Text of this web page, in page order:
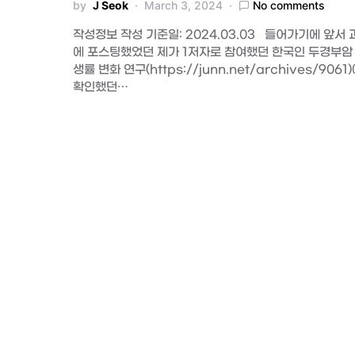
by J Seok March 3, 2024 No comments
작성정보 작성 기준일: 2024.03.03 들어가기에 앞서
에 포스팅했었던 제가 1저자로 참여했던 한국인 두경부
생률 변화 연구(https://junn.net/archives/9061)
확인했던…